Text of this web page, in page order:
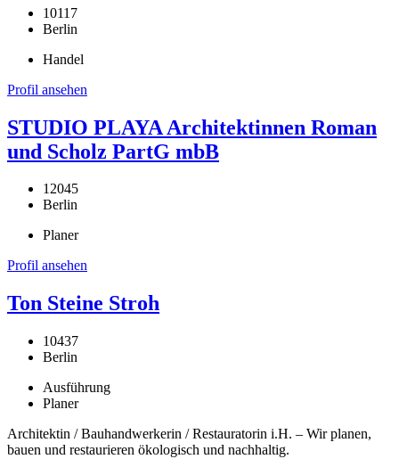
10117
Berlin
Handel
Profil ansehen
STUDIO PLAYA Architektinnen Roman
und Scholz PartG mbB
12045
Berlin
Planer
Profil ansehen
Ton Steine Stroh
10437
Berlin
Ausführung
Planer
Architektin / Bauhandwerkerin / Restauratorin i.H. – Wir planen,
bauen und restaurieren ökologisch und nachhaltig.